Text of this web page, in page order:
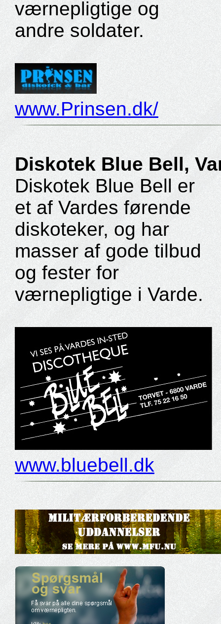
værnepligtige og
andre soldater.
www.Prinsen.dk/
Diskotek Blue Bell,
Diskotek Blue Bell er
et af Vardes førende
diskoteker, og har
masser af gode tilbud
og fester for
værnepligtige i Varde.
www.bluebell.dk